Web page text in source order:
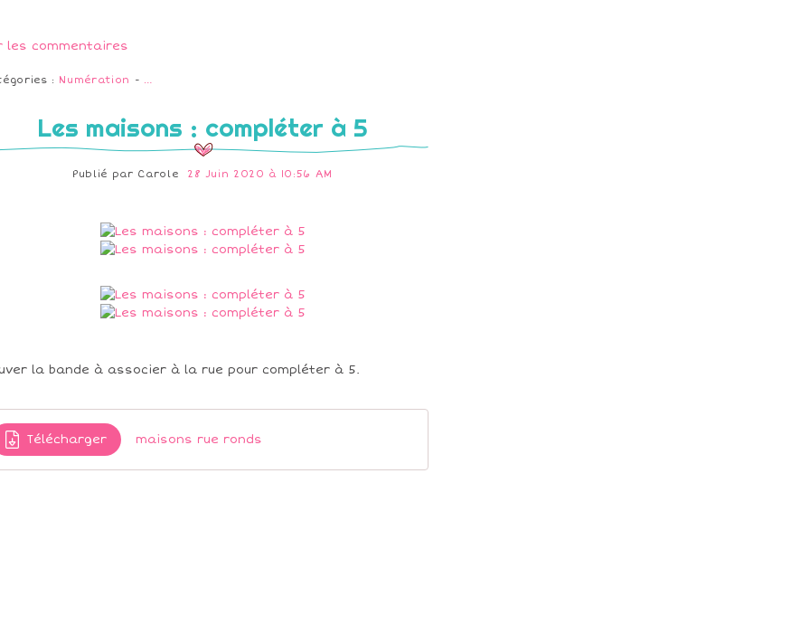
les commentaires
: Numération - …
Les maisons : compléter à 5
Publié par Carole 28 Juin 2020 à 10:56 AM
la bande à associer à la rue pour compléter à 5.
Télécharger maisons rue ronds